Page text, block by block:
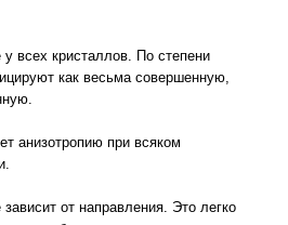
всех кристаллов. По степени
как весьма совершенную,
анизотропию при всяком
от направления. Это легко